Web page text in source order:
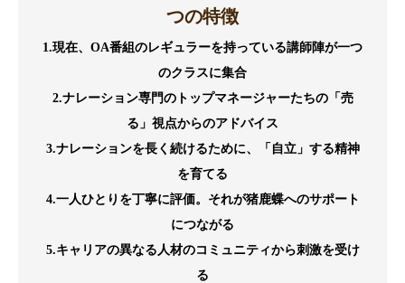
つの特徴
1.現在、OA番組のレギュラーを持っている講師陣が一つ
のクラスに集合
2.ナレーション専門のトップマネージャーたちの「売
る」視点からのアドバイス
3.ナレーションを長く続けるために、「自立」する精神
を育てる
4.一人ひとりを丁寧に評価。それが猪鹿蝶へのサポート
につながる
5.キャリアの異なる人材のコミュニティから刺激を受け
る